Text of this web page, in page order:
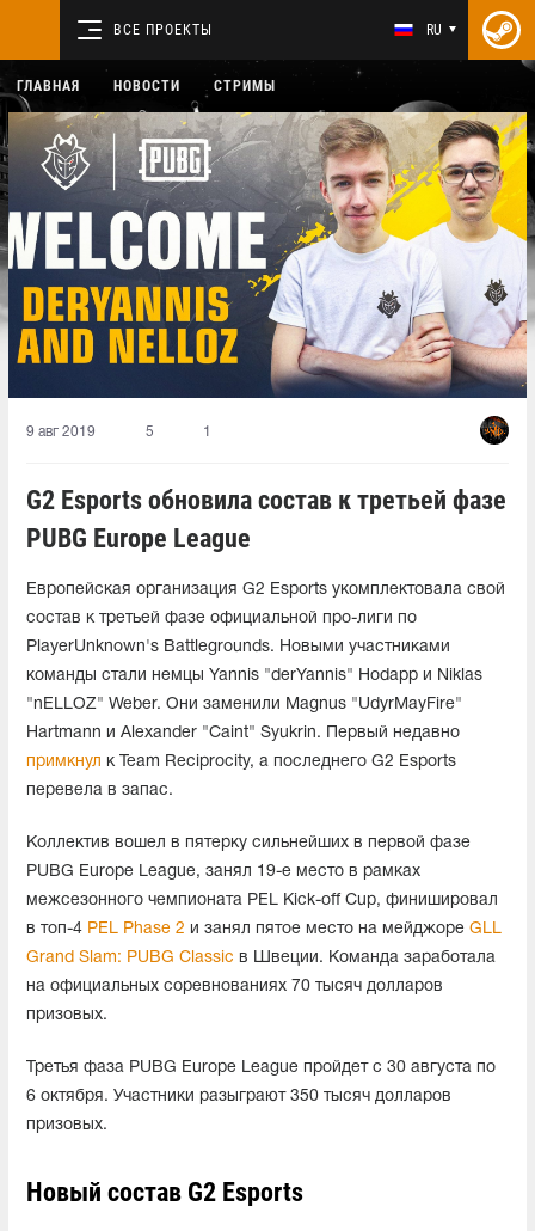
ВСЕ ПРОЕКТЫ RU
ГЛАВНАЯ НОВОСТИ СТРИМЫ
9 авг 2019 5 1
G2 Esports обновила состав к третьей фазе
PUBG Europe League
Европейская организация G2 Esports укомплектовала свой
состав к третьей фазе официальной про-лиги по
PlayerUnknown's Battlegrounds. Новыми участниками
команды стали немцы Yannis "derYannis" Hodapp и Niklas
"nELLOZ" Weber. Они заменили Magnus "UdyrMayFire"
Hartmann и Alexander "Caint" Syukrin. Первый недавно
примкнул к Team Reciprocity, а последнего G2 Esports
перевела в запас.
Коллектив вошел в пятерку сильнейших в первой фазе
PUBG Europe League, занял 19-е место в рамках
межсезонного чемпионата PEL Kick-off Cup, финишировал
в топ-4 PEL Phase 2 и занял пятое место на мейджоре GLL
Grand Slam: PUBG Classic в Швеции. Команда заработала
на официальных соревнованиях 70 тысяч долларов
призовых.
Третья фаза PUBG Europe League пройдет с 30 августа по
6 октября. Участники разыграют 350 тысяч долларов
призовых.
Новый состав G2 Esports